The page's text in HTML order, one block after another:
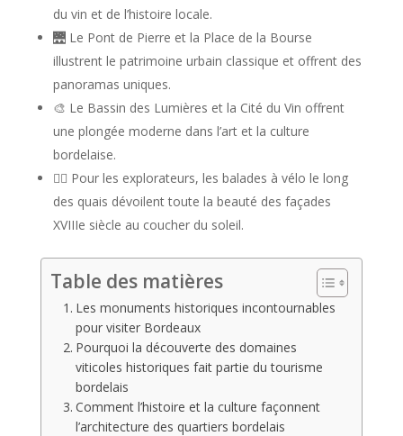
du vin et de l’histoire locale.
🌉 Le Pont de Pierre et la Place de la Bourse
illustrent le patrimoine urbain classique et offrent des
panoramas uniques.
🎨 Le Bassin des Lumières et la Cité du Vin offrent
une plongée moderne dans l’art et la culture
bordelaise.
🚴‍♂️ Pour les explorateurs, les balades à vélo le long
des quais dévoilent toute la beauté des façades
XVIIIe siècle au coucher du soleil.
Table des matières
Les monuments historiques incontournables
pour visiter Bordeaux
Pourquoi la découverte des domaines
viticoles historiques fait partie du tourisme
bordelais
Comment l’histoire et la culture façonnent
l’architecture des quartiers bordelais